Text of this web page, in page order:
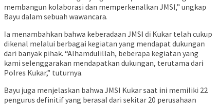
membangun kolaborasi dan memperkenalkan JMSI,” ungkap
Bayu dalam sebuah wawancara.
Ia menambahkan bahwa keberadaan JMSI di Kukar telah cukup
dikenal melalui berbagai kegiatan yang mendapat dukungan
dari banyak pihak. “Alhamdulillah, beberapa kegiatan yang
kami selenggarakan mendapatkan dukungan, terutama dari
Polres Kukar,” tuturnya.
Bayu juga menjelaskan bahwa JMSI Kukar saat ini memiliki 22
pengurus definitif yang berasal dari sekitar 20 perusahaan